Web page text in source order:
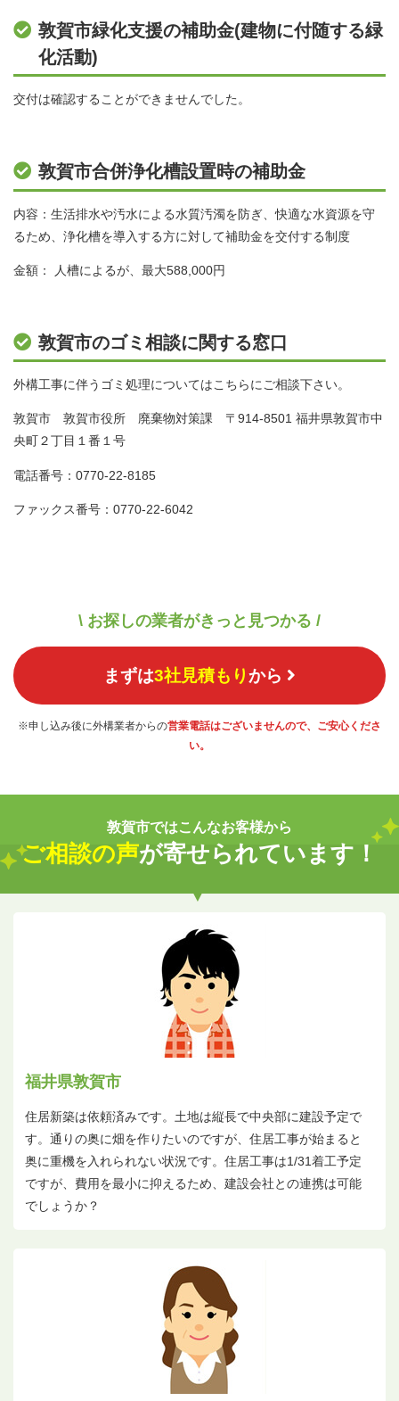
敦賀市緑化支援の補助金(建物に付随する緑
化活動)
交付は確認することができませんでした。
敦賀市合併浄化槽設置時の補助金
内容：生活排水や汚水による水質汚濁を防ぎ、快適な水資源を守
るため、浄化槽を導入する方に対して補助金を交付する制度
金額： 人槽によるが、最大588,000円
敦賀市のゴミ相談に関する窓口
外構工事に伴うゴミ処理についてはこちらにご相談下さい。
敦賀市 敦賀市役所 廃棄物対策課 〒914-8501 福井県敦賀市中
央町２丁目１番１号
電話番号：0770-22-8185
ファックス番号：0770-22-6042
\ お探しの業者がきっと見つかる /
まずは3社見積もりから
※申し込み後に外構業者からの営業電話はございませんので、ご安心くださ
い。
敦賀市ではこんなお客様から
ご相談の声が寄せられています！
福井県敦賀市
住居新築は依頼済みです。土地は縦長で中央部に建設予定で
す。通りの奥に畑を作りたいのですが、住居工事が始まると
奥に重機を入れられない状況です。住居工事は1/31着工予定
ですが、費用を最小に抑えるため、建設会社との連携は可能
でしょうか？